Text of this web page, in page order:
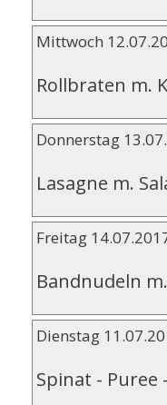
Mittwoch
Rollbraten m.
Donnerstag
Lasagne m.
Freitag
Bandnudeln
Dienstag
Spinat - Puree